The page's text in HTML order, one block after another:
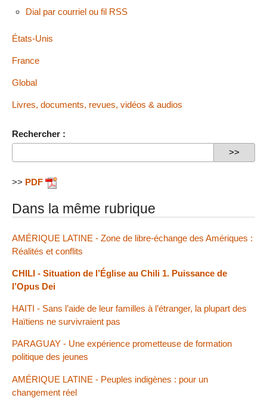
Dial par courriel ou fil RSS
États-Unis
France
Global
Livres, documents, revues, vidéos & audios
Rechercher :
>> PDF
Dans la même rubrique
AMÉRIQUE LATINE - Zone de libre-échange des Amériques :
Réalités et conflits
CHILI - Situation de l’Église au Chili 1. Puissance de
l’Opus Dei
HAITI - Sans l’aide de leur familles à l’étranger, la plupart des
Haïtiens ne survivraient pas
PARAGUAY - Une expérience prometteuse de formation
politique des jeunes
AMÉRIQUE LATINE - Peuples indigènes : pour un
changement réel